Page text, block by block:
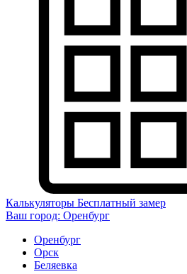
Калькуляторы Бесплатный замер
Ваш город: Оренбург
Оренбург
Орск
Беляевка